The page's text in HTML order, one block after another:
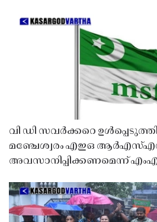
വി ഡി സവർക്കറെ
മഞ്ചേശ്വരം എഇഒ
അവസാനിപ്പിക്കണമെന്ന്